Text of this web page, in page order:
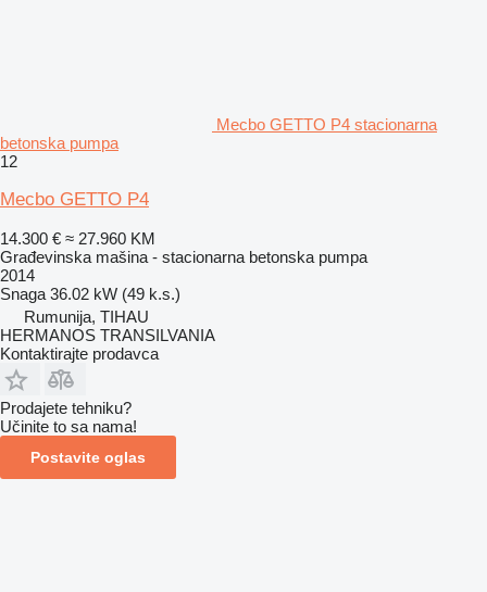
Mecbo GETTO P4 stacionarna
betonska pumpa
12
Mecbo GETTO P4
14.300 € ≈ 27.960 KM
Građevinska mašina - stacionarna betonska pumpa
2014
Snaga 36.02 kW (49 k.s.)
Rumunija, TIHAU
HERMANOS TRANSILVANIA
Kontaktirajte prodavca
Prodajete tehniku?
Učinite to sa nama!
Postavite oglas